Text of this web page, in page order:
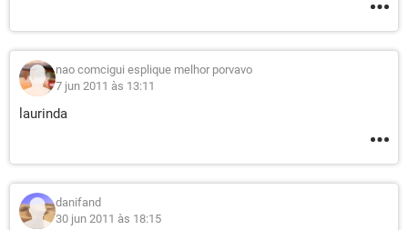
nao comcigui esplique melhor porvavo
7 jun 2011 às 13:11
laurinda
danifand
30 jun 2011 às 18:15